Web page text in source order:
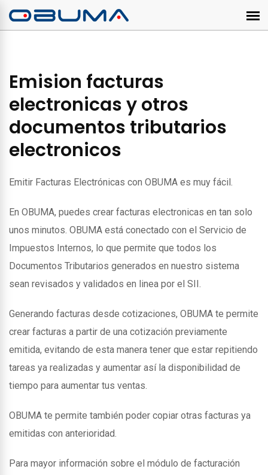
Emision facturas
electronicas y otros
documentos tributarios
electronicos
Emitir Facturas Electrónicas con OBUMA es muy fácil.
En OBUMA, puedes crear facturas electronicas en tan solo
unos minutos. OBUMA está conectado con el Servicio de
Impuestos Internos, lo que permite que todos los
Documentos Tributarios generados en nuestro sistema
sean revisados y validados en linea por el SII.
Generando facturas desde cotizaciones, OBUMA te permite
crear facturas a partir de una cotización previamente
emitida, evitando de esta manera tener que estar repitiendo
tareas ya realizadas y aumentar así la disponibilidad de
tiempo para aumentar tus ventas.
OBUMA te permite también poder copiar otras facturas ya
emitidas con anterioridad.
Para mayor información sobre el módulo de facturación